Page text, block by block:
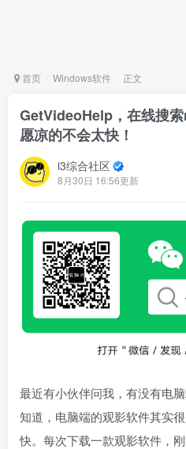
首页 Windows软件 正文
GetVideoHelp，在线搜
愿凉的不会太快！
i3综合社区
8月30日 16:56更新
最近有小伙伴问我，有没有电
知道，电脑端的观影软件其实
快。每次下载一款观影软件，